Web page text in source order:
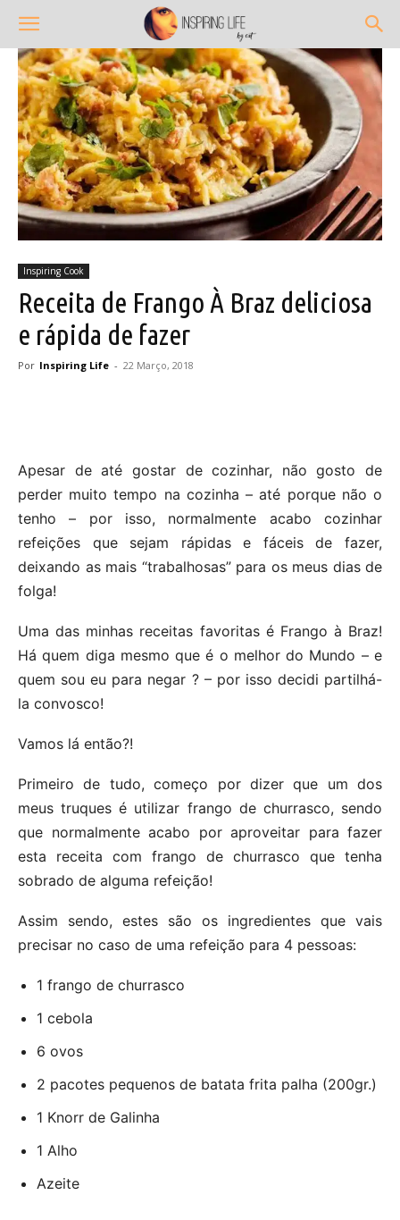
Inspiring Cook
Receita de Frango À Braz deliciosa
e rápida de fazer
Por Inspiring Life - 22 Março, 2018
Apesar de até gostar de cozinhar, não gosto de
perder muito tempo na cozinha – até porque não o
tenho – por isso, normalmente acabo cozinhar
refeições que sejam rápidas e fáceis de fazer,
deixando as mais “trabalhosas” para os meus dias de
folga!
Uma das minhas receitas favoritas é Frango à Braz!
Há quem diga mesmo que é o melhor do Mundo – e
quem sou eu para negar ? – por isso decidi partilhá-
la convosco!
Vamos lá então?!
Primeiro de tudo, começo por dizer que um dos
meus truques é utilizar frango de churrasco, sendo
que normalmente acabo por aproveitar para fazer
esta receita com frango de churrasco que tenha
sobrado de alguma refeição!
Assim sendo, estes são os ingredientes que vais
precisar no caso de uma refeição para 4 pessoas:
1 frango de churrasco
1 cebola
6 ovos
2 pacotes pequenos de batata frita palha (200gr.)
1 Knorr de Galinha
1 Alho
Azeite